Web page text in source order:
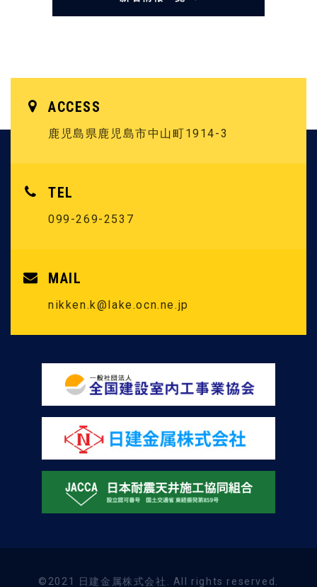
ACCESS
鹿児島県鹿児島市中山町1914-3
TEL
099-269-2537
MAIL
nikken.k@lake.ocn.ne.jp
©2021 日建金属株式会社. All rights reserved.